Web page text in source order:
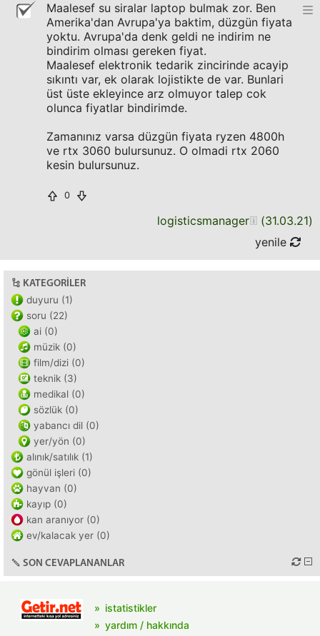
Maalesef su siralar laptop bulmak zor. Ben
Amerika'dan Avrupa'ya baktim, düzgün fiyata
yoktu. Avrupa'da denk geldi ne indirim ne
bindirim olması gereken fiyat.
Maalesef elektronik tedarik zincirinde acayip
sıkıntı var, ek olarak lojistikte de var. Bunlari
üst üste ekleyince arz olmuyor talep cok
olunca fiyatlar bindirimde.
Zamanınız varsa düzgün fiyata ryzen 4800h
ve rtx 3060 bulursunuz. O olmadi rtx 2060
kesin bulursunuz.
0
logisticsmanager (31.03.21)
yenile
KATEGORILER
duyuru (1)
soru (22)
ai (0)
müzik (0)
film/dizi (0)
teknik (3)
medikal (0)
sözlük (0)
yabancı dil (0)
yer/yön (0)
alınık/satılık (1)
gönül işleri (0)
hayvan (0)
kayıp (0)
kan aranıyor (0)
ev/kalacak yer (0)
SON CEVAPLANANLAR
istatistikler
yardım / hakkında